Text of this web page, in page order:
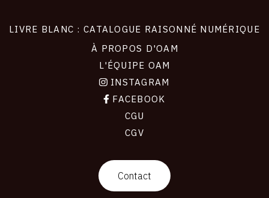
LIVRE BLANC : CATALOGUE RAISONNÉ NUMÉRIQUE
À PROPOS D'OAM
L'ÉQUIPE OAM
INSTAGRAM
FACEBOOK
CGU
CGV
Contact